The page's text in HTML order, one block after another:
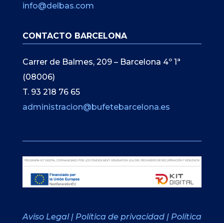
info@delbas.com
CONTACTO BARCELONA
Carrer de Balmes, 209 – Barcelona 4º 1ª
(08006)
T. 93 218 76 65
administracion@bufetebarcelona.es
Aviso Legal | Política de privacidad | Política